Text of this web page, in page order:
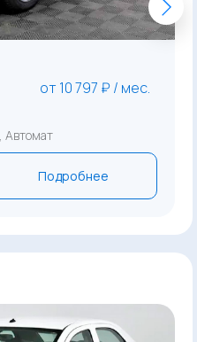
от 10 797 ₽ / мес.
Автомат
Подробнее